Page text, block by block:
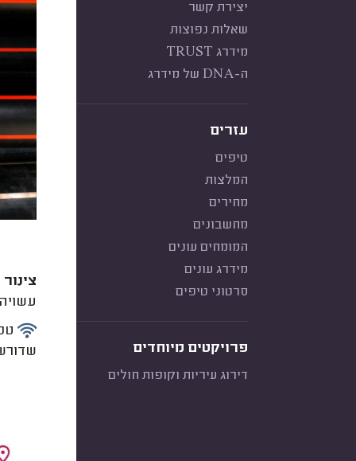
יצירת קשר
שאלות נפוצות
מידרג TRUST
ה-DNA של מידרג
עזרים
טיפים
המלצות
מחירים
מחשבונים
המומחים עונים
מידרג עונים
סרטוני טיפים
פרויקטים מיוחדים
דירוג עיריות וקופות חולים